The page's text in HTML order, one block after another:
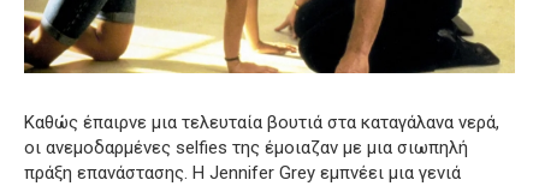
Καθώς έπαιρνε μια τελευταία βουτιά στα καταγάλανα νερά,
οι ανεμοδαρμένες selfies της έμοιαζαν με μια σιωπηλή
πράξη επανάστασης. Η Jennifer Grey εμπνέει μια γενιά